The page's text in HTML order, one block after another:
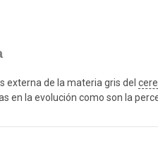
externa de la materia gris del
en la evolución como son la